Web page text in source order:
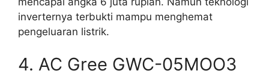
inverternya terbukti mampu menghemat
pengeluaran listrik.
4. AC Gree GWC-05MOO3